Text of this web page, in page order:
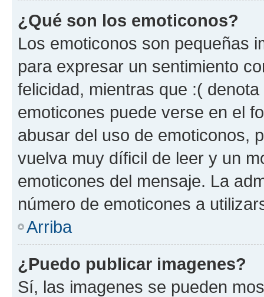
¿Qué son los emoticonos?
Los emoticonos son pequeñas
para expresar un sentimiento
felicidad, mientras que :(
emoticones puede verse en el
abusar del uso de emoticonos,
vuelva muy díficil de leer y un
emoticones del mensaje. La
número de emoticones a
Arriba
¿Puedo publicar imagenes?
Sí, las imagenes se pueden